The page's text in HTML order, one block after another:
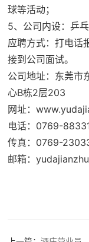
球等活动；
5、公司内设：乒
应聘方式：打电话
接到公司面试。
公司地址：东莞市
心B栋2层203
网址：
电话：0769-
传真：0769-
邮箱：